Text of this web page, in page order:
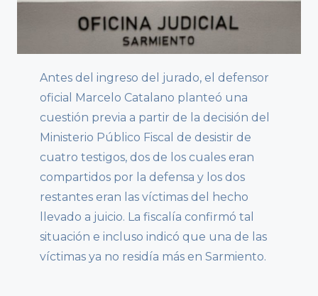
Antes del ingreso del jurado, el defensor
oficial Marcelo Catalano planteó una
cuestión previa a partir de la decisión del
Ministerio Público Fiscal de desistir de
cuatro testigos, dos de los cuales eran
compartidos por la defensa y los dos
restantes eran las víctimas del hecho
llevado a juicio. La fiscalía confirmó tal
situación e incluso indicó que una de las
víctimas ya no residía más en Sarmiento.